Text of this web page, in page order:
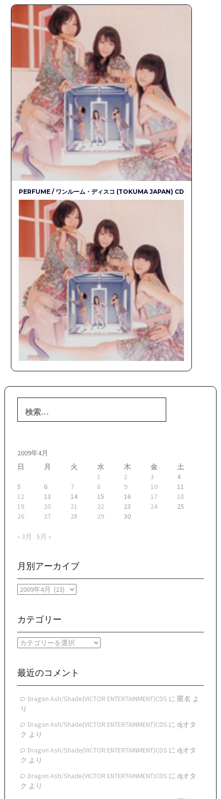
PERFUME / ワンルーム・ディスコ (TOKUMA JAPAN) CD
索:
2009年4月
日
月 火 水 木 金
土
1
2 3
4
5
6 7 8 9 10
11
12
13 14 15 16 17
18
19
20 21 22 23 24
25
26
27 28 29 30
« 3月 5月 »
月別アーカイブ
月
ー
イ
ブ
カテゴリー
カ
リ
最近のコメント
Dragon Ash/Shade(VICTOR ENTERTAINMENT)CDS に 匿名 よ
り
Dragon Ash/Shade(VICTOR ENTERTAINMENT)CDS に djオタ
ク より
Dragon Ash/Shade(VICTOR ENTERTAINMENT)CDS に djオタ
ク より
Dragon Ash/Shade(VICTOR ENTERTAINMENT)CDS に djオタ
ク より